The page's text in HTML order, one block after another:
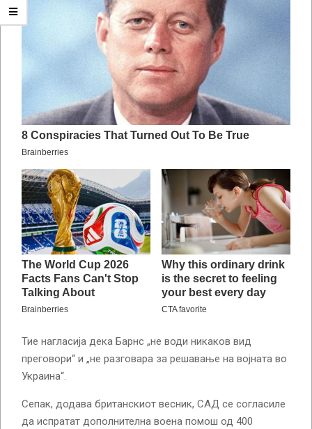
Тие нагласија дека Барнс „не води никаков вид
преговори“ и „не разговара за решавање на војната во
Украина“.
Сепак, додава британскиот весник, САД се согласиле
да испратат дополнителна воена помош од 400